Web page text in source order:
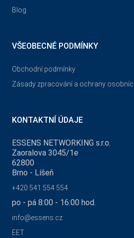
Blog
VŠEOBECNÉ PODMÍNKY
Obchodní podmínky
Zásady zpracování a ochrany
KONTAKTNÍ ÚDAJE
ESSENS NETWORKING s.r.o.
Zaoralova 3045/1e
62800
Brno - Líšeň
+420 541 554 554
po - pá 8:00 - 16:00 hod.
info@essens.cz
EET